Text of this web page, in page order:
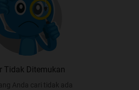
Tidak Ditemukan
Anda cari tidak ada